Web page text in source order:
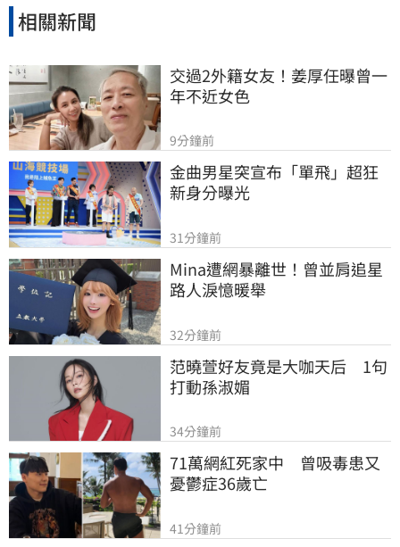
相關新聞
交過2外籍女友！姜厚任曝曾一
年不近女色
9分鐘前
金曲男星突宣布「單飛」超狂
新身分曝光
31分鐘前
Mina遭網暴離世！曾並肩追星
路人淚憶暖舉
32分鐘前
范曉萱好友竟是大咖天后　1句
打動孫淑媚
34分鐘前
71萬網紅死家中　曾吸毒患又
憂鬱症36歲亡
41分鐘前